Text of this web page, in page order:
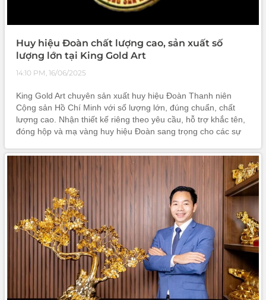
Huy hiệu Đoàn chất lượng cao, sản xuất số
lượng lớn tại King Gold Art
14:10 PM, 16/06/2025
King Gold Art chuyên sản xuất huy hiệu Đoàn Thanh niên
Cộng sản Hồ Chí Minh với số lượng lớn, đúng chuẩn, chất
lượng cao. Nhận thiết kế riêng theo yêu cầu, hỗ trợ khắc tên,
đóng hộp và mạ vàng huy hiệu Đoàn sang trọng cho các sự